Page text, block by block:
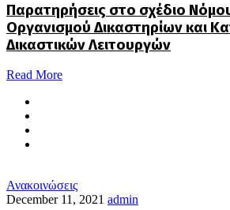
Παρατηρήσεις στο σχέδιο
Οργανισμού Δικαστηρίων και
Δικαστικών Λειτουργών
Read More
Ανακοινώσεις
December 11, 2021 admin